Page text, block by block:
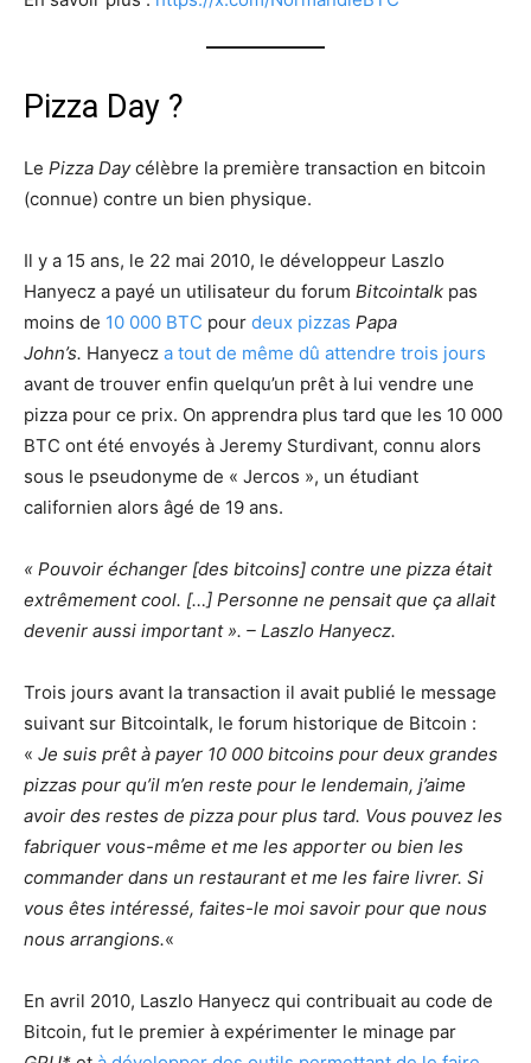
Pizza Day ?
Le Pizza Daycélèbre la première transaction en bitcoin
(connue) contre un bien physique.
Il y a 15 ans, le 22 mai 2010, le développeur Laszlo
Hanyecz a payé un utilisateur du forum Bitcointalk pas
moins de 10 000 BTC pour deux pizzas Papa
John’s. Hanyecz a tout de même dû attendre trois jours
avant de trouver enfin quelqu’un prêt à lui vendre une
pizza pour ce prix. On apprendra plus tard que les 10 000
BTC ont été envoyés à Jeremy Sturdivant, connu alors
sous le pseudonyme de « Jercos », un étudiant
californien alors âgé de 19 ans.
« Pouvoir échanger [des bitcoins] contre une pizza était
extrêmement cool. […] Personne ne pensait que ça allait
devenir aussi important ». – Laszlo Hanyecz.
Trois jours avant la transaction il avait publié le message
suivant sur Bitcointalk, le forum historique de Bitcoin :
« Je suis prêt à payer 10 000 bitcoins pour deux grandes
pizzas pour qu’il m’en reste pour le lendemain, j’aime
avoir des restes de pizza pour plus tard. Vous pouvez les
fabriquer vous-même et me les apporter ou bien les
commander dans un restaurant et me les faire livrer. Si
vous êtes intéressé, faites-le moi savoir pour que nous
nous arrangions.«
En avril 2010, Laszlo Hanyecz qui contribuait au code de
Bitcoin, fut le premier à expérimenter le minage par